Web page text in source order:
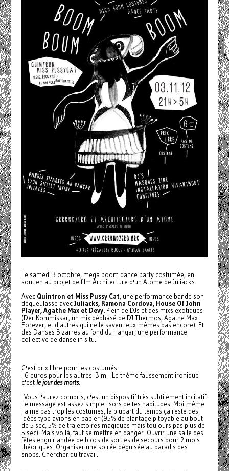
Le samedi 3 octobre, mega boom dance party costumée, en
soutien au projet de film Architecture d'un Atome de Juliacks.
Avec Quintron et Miss Pussy Cat, une performance bande son
dégueulasse avecJuliacks, Ramona Cordova, House Of John
Player, Agathe Max et Devy. Plein de DJs et des mixs exotiques
(Der Kommissar, un mix déphasé de DJ Thermos, Agathe Max
Forever, et d'autres qui ne le savent eux-mêmes pas encore). Et
des Danses Bizarres au fond du Hangar, une performance
collective de danse in situ.
C'est prix libre pour les costumés
. 6 euros pour les autres. Bim. Le thème faussement ironique
c'estle jour des morts.
Vous l'aurez compris, c'est un dispositif très subtilement incitatif.
Le message est assez simple : sors de tes habitudes. Moi-même
j'aime pas trop les costumes, la plupart du temps ça reste des
idées type avions en papier (95% de plantage pitoyable au bout
de 5 sec, 5% de trajectoires magiques mais toujours pas plus de
5 sec). Mais voilà, faut se mettre en danger. Ouvrir une salle des
fêtes enguirlandée de blocs de sorties de secours pour 2 mois
théoriques. Organiser une soirée déguisée au paradis des
snobs. Chercher du travail.